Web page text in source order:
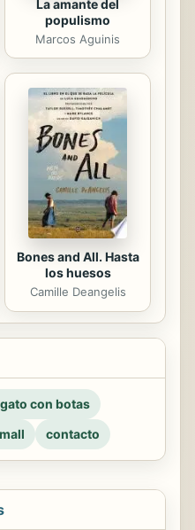
La amante del
populismo
Marcos Aguinis
Bones and All. Hasta
los huesos
Camille Deangelis
con botas
contacto